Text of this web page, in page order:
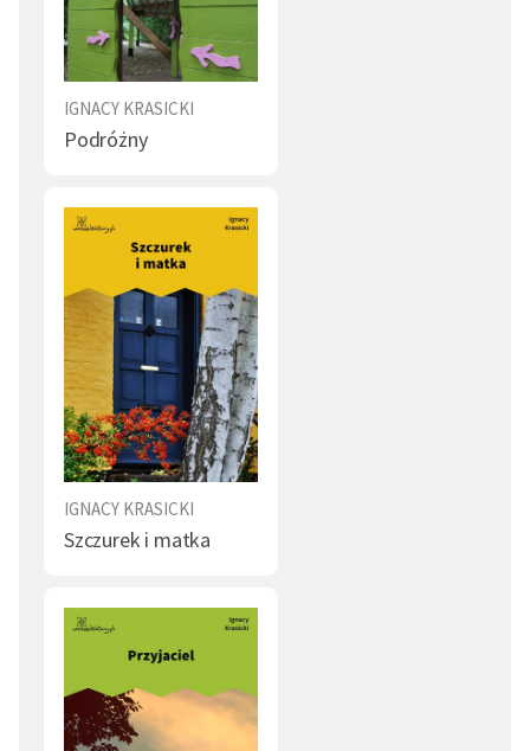
IGNACY KRASICKI
Podróżny
IGNACY KRASICKI
Szczurek i matka